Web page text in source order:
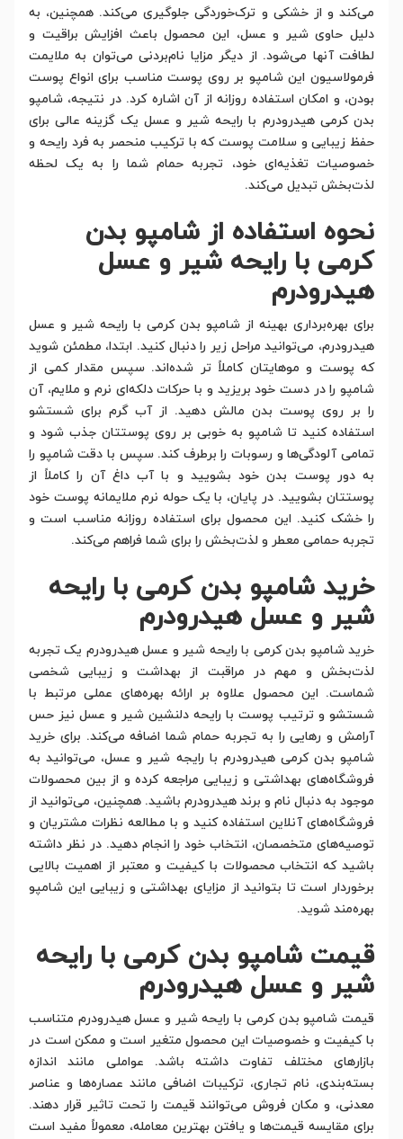
می‌کند و از خشکی و ترک‌خوردگی جلوگیری می‌کند. همچنین، به
دلیل حاوی شیر و عسل، این محصول باعث افزایش براقیت و
لطافت آنها می‌شود. از دیگر مزایا نام‌بردنی می‌توان به ملایمت
فرمولاسیون این شامپو بر روی پوست مناسب برای انواع پوست
بودن، و امکان استفاده روزانه از آن اشاره کرد. در نتیجه، شامپو
بدن کرمی هیدرودرم با رایحه شیر و عسل یک گزینه عالی برای
حفظ زیبایی و سلامت پوست که با ترکیب منحصر به فرد رایحه و
خصوصیات تغذیه‌ای خود، تجربه حمام شما را به یک لحظه
لذت‌بخش تبدیل می‌کند.
نحوه استفاده از شامپو بدن
کرمی با رایحه شیر و عسل
هیدرودرم
برای بهره‌برداری بهینه از شامپو بدن کرمی با رایحه شیر و عسل
هیدرودرم، می‌توانید مراحل زیر را دنبال کنید. ابتدا، مطمئن شوید
که پوست و موهایتان کاملاً تر شده‌اند. سپس مقدار کمی از
شامپو را در دست خود بریزید و با حرکات دلکه‌ای نرم و ملایم، آن
را بر روی پوست بدن مالش دهید. از آب گرم برای شستشو
استفاده کنید تا شامپو به خوبی بر روی پوستتان جذب شود و
تمامی آلودگی‌ها و رسوبات را برطرف کند. سپس با دقت شامپو را
به دور پوست بدن خود بشویید و با آب داغ آن را کاملاً از
پوستتان بشویید. در پایان، با یک حوله نرم ملایمانه پوست خود
را خشک کنید. این محصول برای استفاده روزانه مناسب است و
تجربه حمامی معطر و لذت‌بخش را برای شما فراهم می‌کند.
خرید شامپو بدن کرمی با رایحه
شیر و عسل هیدرودرم
خرید شامپو بدن کرمی با رایحه شیر و عسل هیدرودرم یک تجربه
لذت‌بخش و مهم در مراقبت از بهداشت و زیبایی شخصی
شماست. این محصول علاوه بر ارائه بهره‌های عملی مرتبط با
شستشو و ترتیب پوست با رایحه دلنشین شیر و عسل نیز حس
آرامش و رهایی را به تجربه حمام شما اضافه می‌کند. برای خرید
شامپو بدن کرمی هیدرودرم با رایجه شیر و عسل، می‌توانید به
فروشگاه‌های بهداشتی و زیبایی مراجعه کرده و از بین محصولات
موجود به دنبال نام و برند هیدرودرم باشید. همچنین، می‌توانید از
فروشگاه‌های آنلاین استفاده کنید و با مطالعه نظرات مشتریان و
توصیه‌های متخصصان، انتخاب خود را انجام دهید. در نظر داشته
باشید که انتخاب محصولات با کیفیت و معتبر از اهمیت بالایی
برخوردار است تا بتوانید از مزایای بهداشتی و زیبایی این شامپو
بهره‌مند شوید.
قیمت شامپو بدن کرمی با رایحه
شیر و عسل هیدرودرم
قیمت شامپو بدن کرمی با رایحه شیر و عسل هیدرودرم متناسب
با کیفیت و خصوصیات این محصول متغیر است و ممکن است در
بازارهای مختلف تفاوت داشته باشد. عواملی مانند اندازه
بسته‌بندی، نام تجاری، ترکیبات اضافی مانند عصاره‌ها و عناصر
معدنی، و مکان فروش می‌توانند قیمت را تحت تاثیر قرار دهند.
برای مقایسه قیمت‌ها و یافتن بهترین معامله، معمولاً مفید است